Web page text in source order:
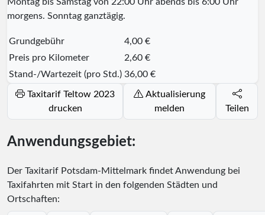
morgens. Sonntag ganztägig.
Grundgebühr
4,00 €
Preis pro Kilometer
2,60 €
Stand-/Wartezeit (pro Std.) 36,00 €
Taxitarif Teltow 2023
drucken
Aktualisierung
melden
Teilen
Anwendungsgebiet:
Der Taxitarif Potsdam-Mittelmark findet Anwendung bei
Taxifahrten mit Start in den folgenden Städten und
Ortschaften: